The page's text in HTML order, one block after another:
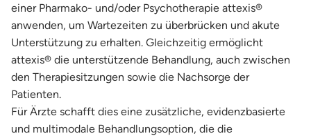
einer Pharmako- und/oder Psychotherapie attexis®
anwenden, um Wartezeiten zu überbrücken und akute
Unterstützung zu erhalten. Gleichzeitig ermöglicht
attexis® die unterstützende Behandlung, auch zwischen
den Therapiesitzungen sowie die Nachsorge der
Patienten.
Für Ärzte schafft dies eine zusätzliche, evidenzbasierte
und multimodale Behandlungsoption, die die